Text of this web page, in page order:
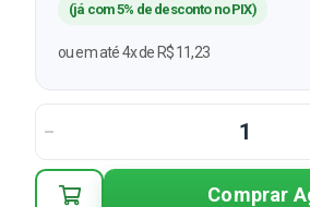
(já com 5% de desconto no PIX)
ou em até 4x de R$ 11,23
Comprar